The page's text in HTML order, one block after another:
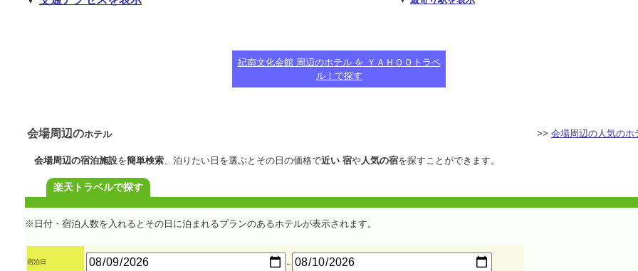
紀南文化会館 周辺のホテル を ＹＡＨＯＯトラベ
ル！で探す
会場周辺のホテル >> 会場周辺の人気のホ
会場周辺の宿泊施設を簡単検索、泊りたい日を選ぶとその日の価格で近い 宿や人気の宿を探すことができます。
楽天トラベルで探す
※日付・宿泊人数を入れるとその日に泊まれるプランのあるホテルが表示されます。
宿泊日 ～